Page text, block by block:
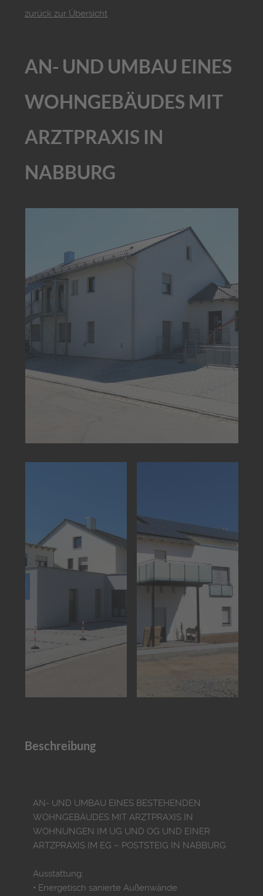
zurück zur Übersicht
AN- UND UMBAU EINES
WOHNGEBÄUDES MIT
ARZTPRAXIS IN
NABBURG
Beschreibung
AN- UND UMBAU EINES BESTEHENDEN
WOHNGEBÄUDES MIT ARZTPRAXIS IN
WOHNUNGEN IM UG UND OG UND EINER
ARTZPRAXIS IM EG – POSTSTEIG IN NABBURG
Ausstattung:
• Energetisch sanierte Außenwände